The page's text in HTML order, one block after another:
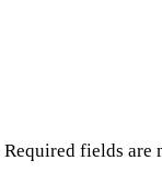
Required fields are